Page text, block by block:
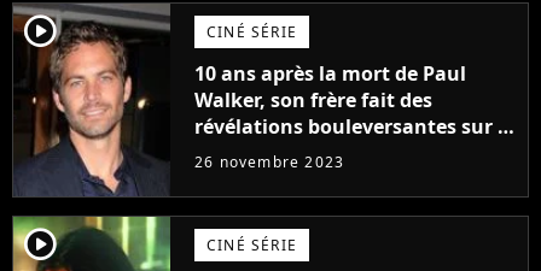
player2 CINÉ SÉRIE
10 ans après la mort de Paul
Walker, son frère fait des
révélations bouleversantes sur la
réaction des acteurs de Fast and
26 novembre 2023
player2 CINÉ SÉRIE